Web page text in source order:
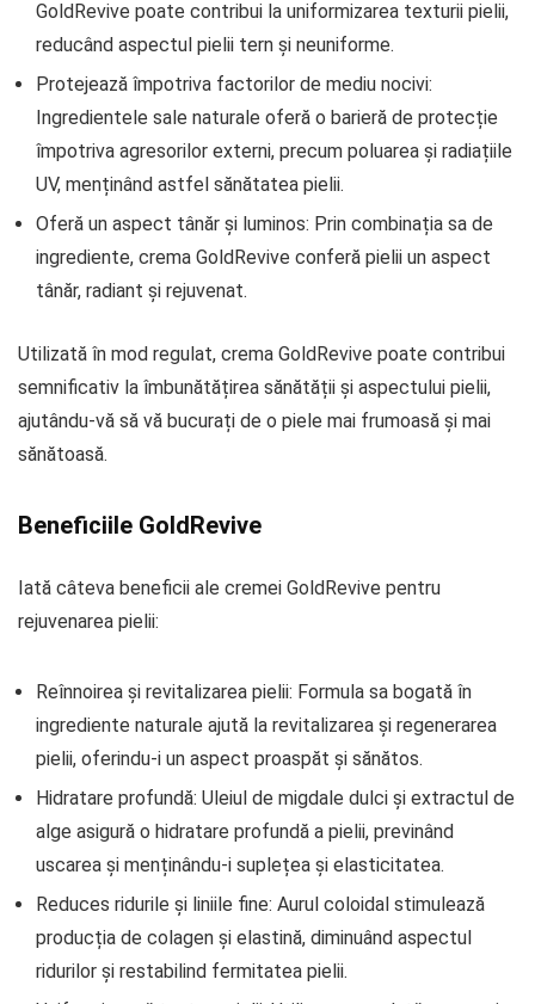
GoldRevive poate contribui la uniformizarea texturii pielii,
reducând aspectul pielii tern și neuniforme.
Protejează împotriva factorilor de mediu nocivi:
Ingredientele sale naturale oferă o barieră de protecție
împotriva agresorilor externi, precum poluarea și radiațiile
UV, menținând astfel sănătatea pielii.
Oferă un aspect tânăr și luminos: Prin combinația sa de
ingrediente, crema GoldRevive conferă pielii un aspect
tânăr, radiant și rejuvenat.
Utilizată în mod regulat, crema GoldRevive poate contribui
semnificativ la îmbunătățirea sănătății și aspectului pielii,
ajutându-vă să vă bucurați de o piele mai frumoasă și mai
sănătoasă.
Beneficiile GoldRevive
Iată câteva beneficii ale cremei GoldRevive pentru
rejuvenarea pielii:
Reînnoirea și revitalizarea pielii: Formula sa bogată în
ingrediente naturale ajută la revitalizarea și regenerarea
pielii, oferindu-i un aspect proaspăt și sănătos.
Hidratare profundă: Uleiul de migdale dulci și extractul de
alge asigură o hidratare profundă a pielii, previnând
uscarea și menținându-i suplețea și elasticitatea.
Reduces ridurile și liniile fine: Aurul coloidal stimulează
producția de colagen și elastină, diminuând aspectul
ridurilor și restabilind fermitatea pielii.